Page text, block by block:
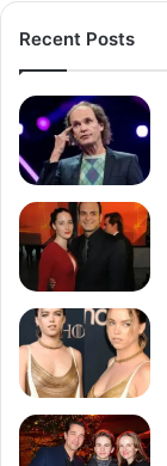
Recent Posts